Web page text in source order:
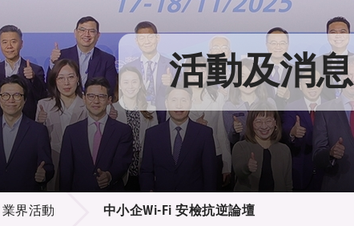
組織架構
組織架構
董事局
研究顧問
招標通告
應用於公共服務之創新技術
重點項目
資助計劃
資助計劃
稅務優惠
申請
評審
徵求研發項目計劃書
項目資料庫
獎項
新聞中心
媒體報導
新聞稿
資訊中心
多媒體
會員列表
會員登入 活動及消息
業界活動 中小企Wi-Fi 安檢抗逆論壇